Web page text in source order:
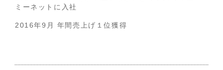
ミーネットに入社
2016年9月 年間売上げ１位獲得